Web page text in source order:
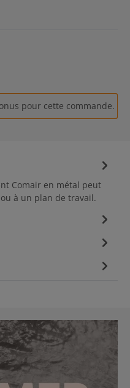
pour cette commande.
Comair en métal peut
à un plan de travail.